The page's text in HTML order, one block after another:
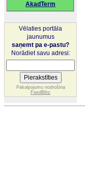
AkadTerm
Vēlaties portāla
jaunumus
saņemt pa e-pastu?
Norādiet savu adresi:
Pakalpojumu nodrošina
FeedBlitz